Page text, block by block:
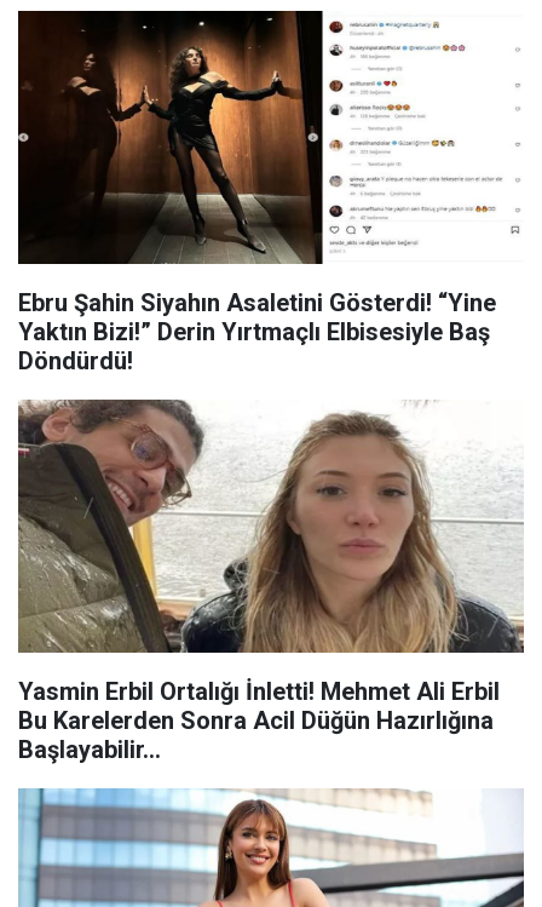
Ebru Şahin Siyahın Asaletini Gösterdi! “Yine
Yaktın Bizi!” Derin Yırtmaçlı Elbisesiyle Baş
Döndürdü!
Yasmin Erbil Ortalığı İnletti! Mehmet Ali Erbil
Bu Karelerden Sonra Acil Düğün Hazırlığına
Başlayabilir…